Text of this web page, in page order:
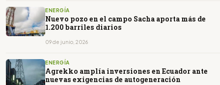
ENERGÍA
Nuevo pozo en el campo Sacha aporta más de
1.200 barriles diarios
09 de junio, 2026
ENERGÍA
Agrekko amplía inversiones en Ecuador ante
nuevas exigencias de autogeneración